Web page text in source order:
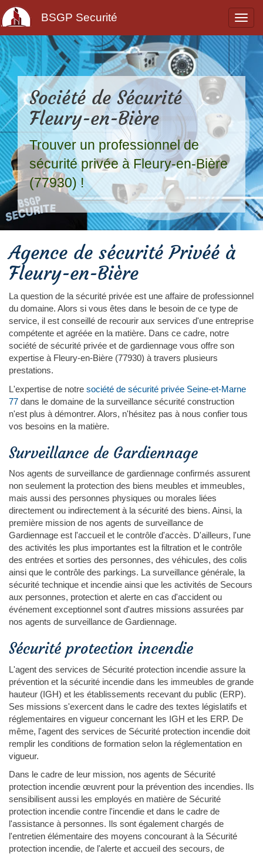
BSGP Securité
Société de Sécurité
Fleury-en-Bière
Trouver un professionnel de
sécurité privée à Fleury-en-Bière
(77930) !
Agence de sécurité Privéé à
Fleury-en-Bière
La question de la sécurité privée est une affaire de professionnel
du domaine. Alors si vous êtes dans le besoin de ce type de
service, il est conseillé de recourir aux services d'une entreprise
compétente et agréée en la matière. Dans ce cadre, notre
société de sécurité privée et de gardiennage vous offre son
expertise à Fleury-en-Bière (77930) à travers plusieurs
prestations.
L'expertise de notre société de sécurité privée Seine-et-Marne
77 dans le domaine de la surveillance sécurité construction
n'est plus à démontrer. Alors, n'hésitez pas à nous confier tous
vos besoins en la matière.
Surveillance de Gardiennage
Nos agents de surveillance de gardiennage confirmés assurent
non seulement la protection des biens meubles et immeubles,
mais aussi des personnes physiques ou morales liées
directement ou indirectement à la sécurité des biens. Ainsi, la
première mission de nos agents de surveillance de
Gardiennage est l'accueil et le contrôle d'accès. D'ailleurs, l'une
des activités les plus importantes est la filtration et le contrôle
des entrées et sorties des personnes, des véhicules, des colis
ainsi que le contrôle des parkings. La surveillance générale, la
sécurité technique et incendie ainsi que les activités de Secours
aux personnes, protection et alerte en cas d'accident ou
événement exceptionnel sont d'autres missions assurées par
nos agents de surveillance de Gardiennage.
Sécurité protection incendie
L'agent des services de Sécurité protection incendie assure la
prévention et la sécurité incendie dans les immeubles de grande
hauteur (IGH) et les établissements recevant du public (ERP).
Ses missions s'exercent dans le cadre des textes législatifs et
réglementaires en vigueur concernant les IGH et les ERP. De
même, l'agent des services de Sécurité protection incendie doit
remplir les conditions de formation selon la réglementation en
vigueur.
Dans le cadre de leur mission, nos agents de Sécurité
protection incendie œuvrent pour la prévention des incendies. Ils
sensibilisent aussi les employés en matière de Sécurité
protection incendie contre l'incendie et dans le cadre de
l'assistance à personnes. Ils sont également chargés de
l'entretien élémentaire des moyens concourant à la Sécurité
protection incendie, de l'alerte et accueil des secours, de